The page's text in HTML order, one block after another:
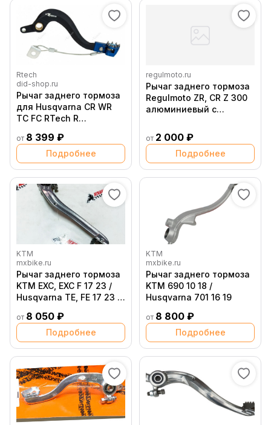
Rtech
did-shop.ru
Рычаг заднего тормоза
для Husqvarna CR WR
TC FC RTech R
от 8 399 ₽
Подробнее
regulmoto.ru
Рычаг заднего тормоза
Regulmoto ZR, CR Z 300
алюминиевый с
от 2 000 ₽
Подробнее
KTM
mxbike.ru
Рычаг заднего тормоза
KTM EXC, EXC F 17 23 /
Husqvarna TE, FE 17 23 /
от 8 050 ₽
Подробнее
KTM
mxbike.ru
Рычаг заднего тормоза
KTM 690 10 18 /
Husqvarna 701 16 19
от 8 800 ₽
Подробнее